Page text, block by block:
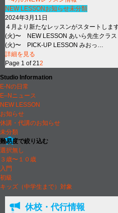
NEW LESSONお知らせ未分類
2024年3月11日
４月より新たなレッスンがスタートしま
(火)〜 NEW LESSON あいら先生クラ
(火)〜 PICK-UP LESSON みおっ…
詳細を見る
Page 1 of 212
Studio Information
E-Nの日常
E–Nニュース
NEW LESSON
お知らせ
休講・代講のお知らせ
未分類
難易度で絞り込む
選択無し
３歳〜１０歳
入門
初級
キッズ（中学生まで）対象
休校・代行情報